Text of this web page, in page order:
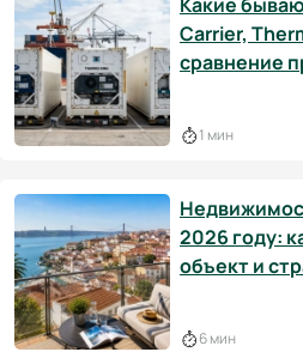
Carrier,
сравнение
1 мин
2026 году:
объект и
6 мин